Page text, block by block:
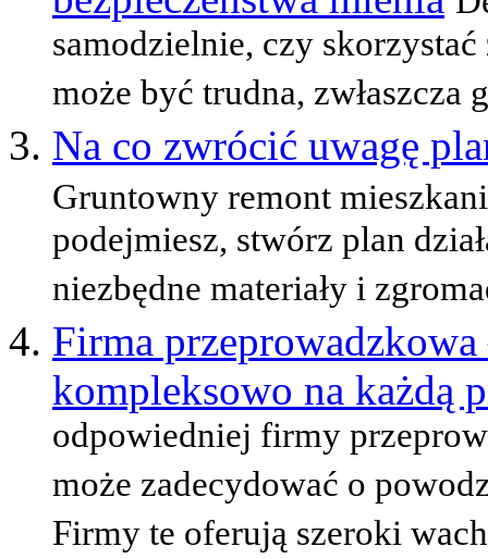
samodzielnie, czy
może być trudna, zwłaszcza
Na co zwrócić uwagę
Gruntowny remont
podejmiesz, stwórz plan
niezbędne materiały i
Firma
kompleksowo na każdą
odpowiedniej firmy
może zadecydować o
Firmy te oferują szeroki